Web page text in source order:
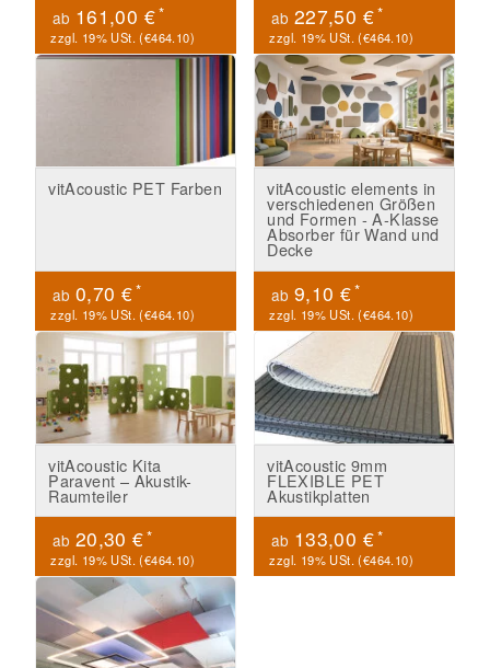
ab 161,00 €*
zzgl. 19% USt. (€464.10)
ab 227,50 €*
zzgl. 19% USt. (€464.10)
vitAcoustic PET Farben
ab 0,70 €*
zzgl. 19% USt. (€464.10)
vitAcoustic elements in
verschiedenen Größen
und Formen - A-Klasse
Absorber für Wand und
Decke
ab 9,10 €*
zzgl. 19% USt. (€464.10)
vitAcoustic Kita
Paravent – Akustik-
Raumteiler
ab 20,30 €*
zzgl. 19% USt. (€464.10)
vitAcoustic 9mm
FLEXIBLE PET
Akustikplatten
ab 133,00 €*
zzgl. 19% USt. (€464.10)